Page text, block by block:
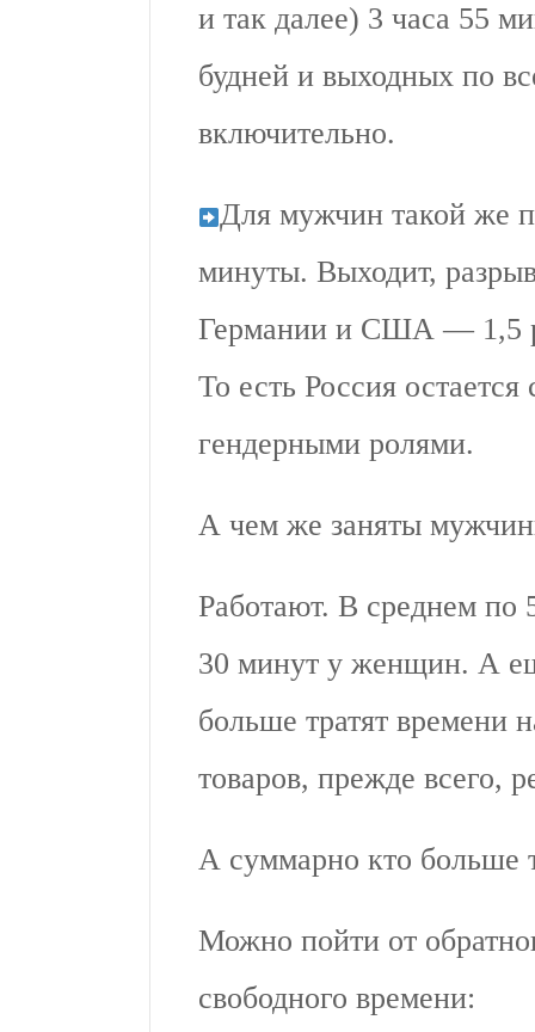
и так далее) 3 часа 55
будней и выходных по
включительно.
Для мужчин такой же
минуты. Выходит,
Германии и США — 1,5
То есть Россия
гендерными ролями.
А чем же заняты
Работают. В среднем по
30 минут у женщин. А
больше тратят времени
товаров, прежде всего,
А суммарно кто больше
Можно пойти от
свободного времени: